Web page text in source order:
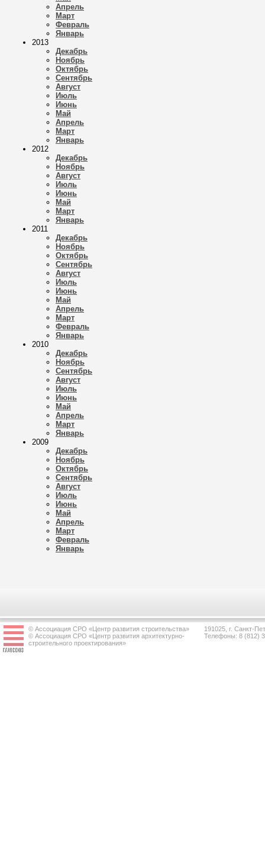
Апрель
Март
Февраль
Январь
2013
Декабрь
Ноябрь
Октябрь
Сентябрь
Август
Июль
Июнь
Май
Апрель
Март
Январь
2012
Декабрь
Ноябрь
Август
Июль
Июнь
Май
Март
Январь
2011
Декабрь
Ноябрь
Октябрь
Сентябрь
Август
Июль
Июнь
Май
Апрель
Март
Февраль
Январь
2010
Декабрь
Ноябрь
Сентябрь
Август
Июль
Июнь
Май
Апрель
Март
Январь
2009
Декабрь
Ноябрь
Октябрь
Сентябрь
Август
Июль
Июнь
Май
Апрель
Март
Февраль
Январь
© Ассоциация СРО «Центр развития строительства»
© Ассоциация СРО «Центр развития архитектурно-
строительного проектирования»
191025, г. Санкт-
Телефоны: 8 (812)